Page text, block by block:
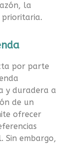
la
prioritaria.
por parte
y duradera a
de un
ofrecer
Sin embargo,